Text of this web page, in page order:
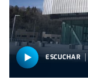
ESCUCHAR